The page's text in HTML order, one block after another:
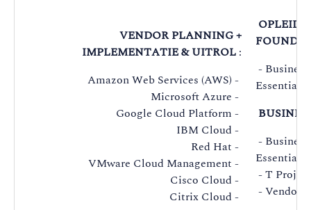
VENDOR PLANNING +
IMPLEMENTATIE & UITROL :
Amazon Web Services (AWS) -
Microsoft Azure -
Google Cloud Platform -
IBM Cloud -
Red Hat -
VMware Cloud Management -
Cisco Cloud -
Citrix Cloud -
-
Essentials (
-
Essentials (
- T
- Vendor